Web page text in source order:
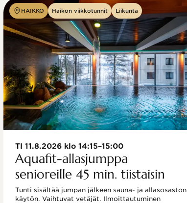
HAIKKO Haikon viikkotunnit Liikunta
TI 11.8.2026 klo 14:15–15:00
Aquafit-allasjumppa
senioreille 45 min. tiistaisin
Tunti sisältää jumpan jälkeen sauna- ja allasosaston
käytön. Vaihtuvat vetäjät. Ilmoittautuminen